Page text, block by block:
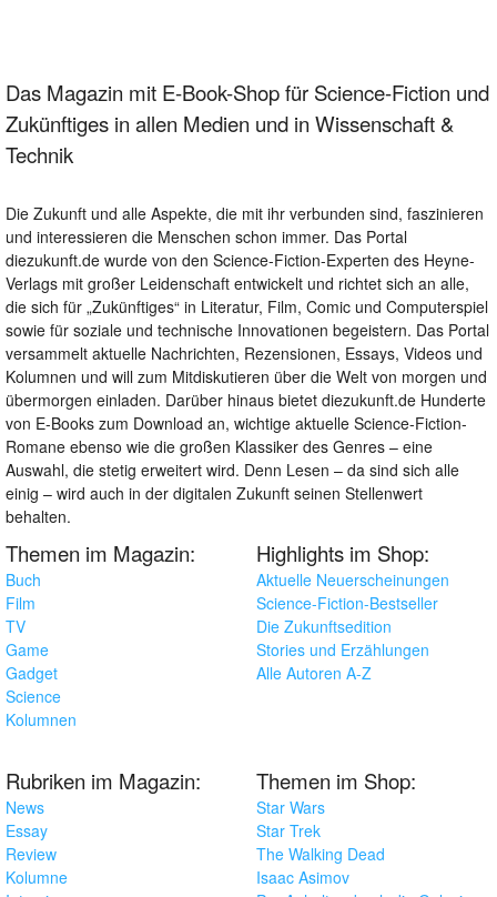
Das Magazin mit E-Book-Shop für Science-Fiction und
Zukünftiges in allen Medien und in Wissenschaft &
Technik
Die Zukunft und alle Aspekte, die mit ihr verbunden sind, faszinieren
und interessieren die Menschen schon immer. Das Portal
diezukunft.de wurde von den Science-Fiction-Experten des Heyne-
Verlags mit großer Leidenschaft entwickelt und richtet sich an alle,
die sich für „Zukünftiges“ in Literatur, Film, Comic und Computerspiel
sowie für soziale und technische Innovationen begeistern. Das Portal
versammelt aktuelle Nachrichten, Rezensionen, Essays, Videos und
Kolumnen und will zum Mitdiskutieren über die Welt von morgen und
übermorgen einladen. Darüber hinaus bietet diezukunft.de Hunderte
von E-Books zum Download an, wichtige aktuelle Science-Fiction-
Romane ebenso wie die großen Klassiker des Genres – eine
Auswahl, die stetig erweitert wird. Denn Lesen – da sind sich alle
einig – wird auch in der digitalen Zukunft seinen Stellenwert
behalten.
Themen im Magazin:
Buch
Film
TV
Game
Gadget
Science
Kolumnen
Highlights im Shop:
Aktuelle Neuerscheinungen
Science-Fiction-Bestseller
Die Zukunftsedition
Stories und Erzählungen
Alle Autoren A-Z
Rubriken im Magazin:
News
Essay
Review
Kolumne
Themen im Shop:
Star Wars
Star Trek
The Walking Dead
Isaac Asimov